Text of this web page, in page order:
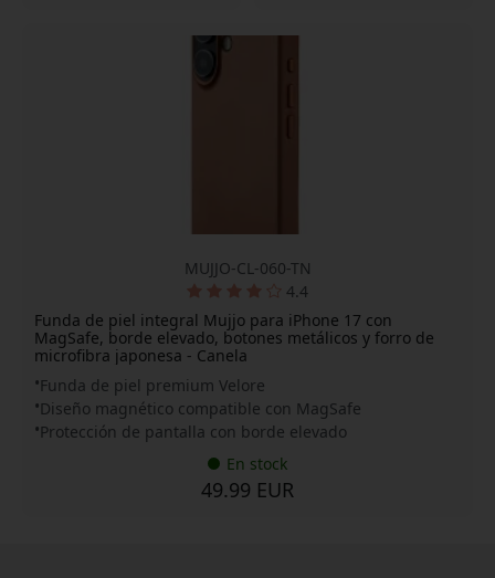
MUJJO-CL-060-TN
4.4
Funda de piel integral Mujjo para iPhone 17 con
MagSafe, borde elevado, botones metálicos y forro de
microfibra japonesa - Canela
Funda de piel premium Velore
Diseño magnético compatible con MagSafe
Protección de pantalla con borde elevado
En stock
49.99 EUR